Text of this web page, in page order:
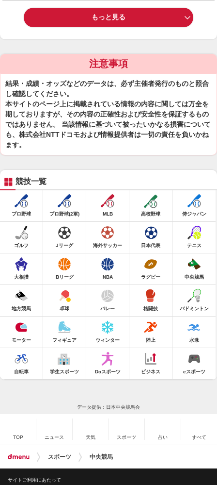
もっと見る
注意事項
結果・成績・オッズなどのデータは、必ず主催者発行のものと照合
し確認してください。
本サイトのページ上に掲載されている情報の内容に関しては万全を
期しておりますが、その内容の正確性および安全性を保証するもの
ではありません。 当該情報に基づいて被ったいかなる損害について
も、株式会社NTTドコモおよび情報提供者は一切の責任を負いかね
ます。
競技一覧
プロ野球 プロ野球(2軍) MLB 高校野球 侍ジャパン
ゴルフ Jリーグ 海外サッカー 日本代表 テニス
大相撲 Bリーグ NBA ラグビー 中央競馬
地方競馬 卓球 バレー 格闘技 バドミントン
モーター フィギュア ウィンター 陸上 水泳
自転車 学生スポーツ Doスポーツ ビジネス eスポーツ
データ提供：日本中央競馬会
TOP ニュース 天気 スポーツ 占い すべて
スポーツ 中央競馬
サイトご利用にあたって